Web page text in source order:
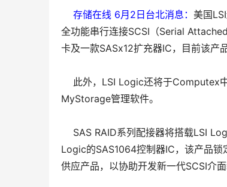
存储在线 6月2日台北消息： 美国
全功能串行连接SCSI（Serial
卡及一款SASx12扩充器IC，目前该产
此外，LSI Logic还将于Computex
MyStorage管理软件。
SAS RAID系列配接器将搭载LSI
Logic的SAS1064控制器IC，该产品
供应产品，以协助开发新一代SCSI介面